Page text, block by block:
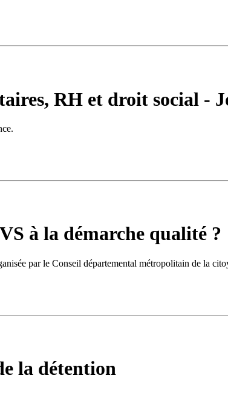
RH et droit social -
à la démarche qualité ?
par le Conseil départemental métropolitain de la
la détention